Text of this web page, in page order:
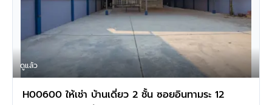
ดูแล้ว
H00600 ให้เช่า บ้านเดี่ยว 2 ชั้น ซอยอินทามระ 12